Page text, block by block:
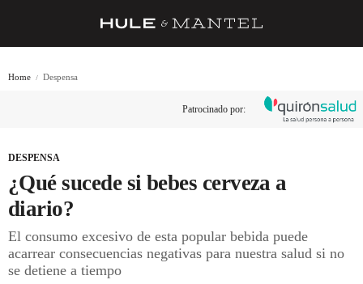
BARRAS Y ESTRELLAS
DÓNDE COMER
CUADERNO DE VIAJE
Home Despensa
Patrocinado por:
DESPENSA
¿Qué sucede si bebes cerveza a
diario?
El consumo excesivo de esta popular bebida puede
acarrear consecuencias negativas para nuestra salud si no
se detiene a tiempo